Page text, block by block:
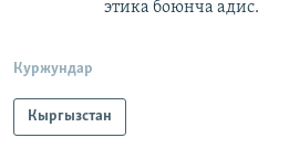
этика боюнча адис.
Куржундар
Кыргызстан